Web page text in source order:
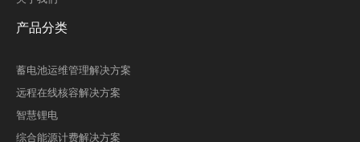
产品分类
蓄电池运维管理解决方案
远程在线核容解决方案
智慧锂电
综合能源计费解决方案